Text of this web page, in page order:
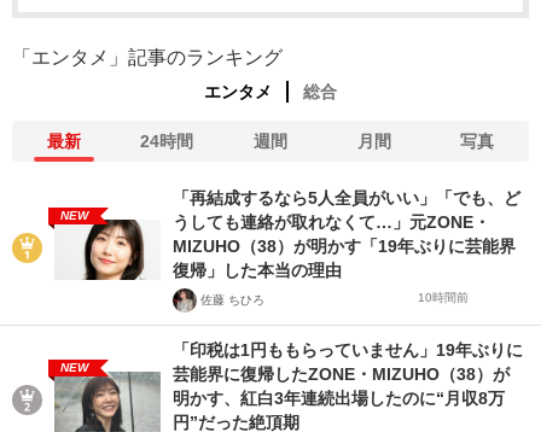
「エンタメ」記事のランキング
エンタメ 総合
最新 24時間 週間 月間 写真
NEW
「再結成するなら5人全員がいい」「でも、ど
うしても連絡が取れなくて…」元ZONE・
MIZUHO（38）が明かす「19年ぶりに芸能界
復帰」した本当の理由
佐藤 ちひろ 10時間前
NEW
「印税は1円ももらっていません」19年ぶりに
芸能界に復帰したZONE・MIZUHO（38）が
明かす、紅白3年連続出場したのに“月収8万
円”だった絶頂期